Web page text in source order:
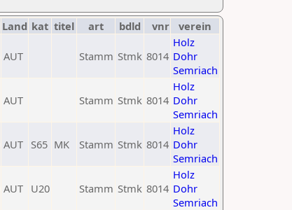
Land kat titel art bdld vnr verein
AUT Stamm Stmk 8014
Holz
Dohr
Semriach
AUT Stamm Stmk 8014
Holz
Dohr
Semriach
AUT S65 MK Stamm Stmk 8014
Holz
Dohr
Semriach
AUT U20 Stamm Stmk 8014
Holz
Dohr
Semriach